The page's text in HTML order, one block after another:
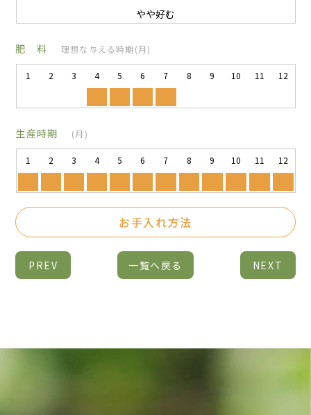
やや好む
肥 料 理想な与える時期(月)
1 2 3 4 5 6 7 8 9 10 11 12
生産時期 (月)
1 2 3 4 5 6 7 8 9 10 11 12
お手入れ方法
PREV 一覧へ戻る NEXT